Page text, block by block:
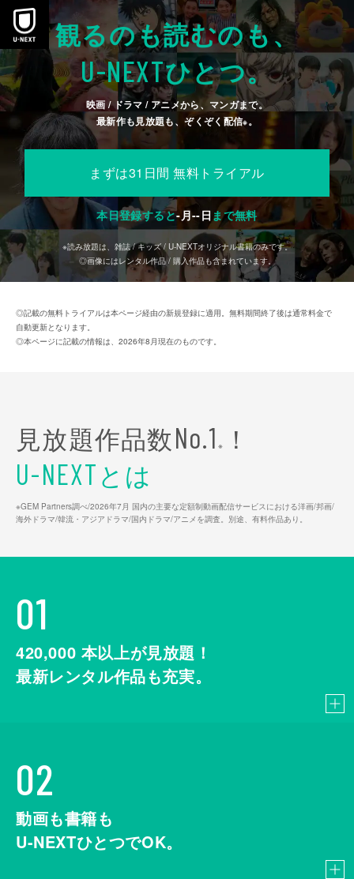
本文へスキップ
観るのも読むのも、
U-NEXTひとつ。
映画 / ドラマ / アニメから、マンガまで。
最新作も見放題も、ぞくぞく配信※。
まずは31日間 無料トライアル
本日登録すると-月--日まで無料
※読み放題は、雑誌 / キッズ / U-NEXTオリジナル書籍のみです。
◎画像にはレンタル作品 / 購入作品も含まれています。
◎記載の無料トライアルは本ページ経由の新規登録に適用。無料期間終了後は通常料金で
自動更新となります。
◎本ページに記載の情報は、2026年8月現在のものです。
見放題作品数No.1 ※ ！
U-NEXTとは
※GEM Partners調べ/2026年7⽉ 国内の主要な定額制動画配信サービスにおける洋画/邦画/
海外ドラマ/韓流・アジアドラマ/国内ドラマ/アニメを調査。別途、有料作品あり。
01
420,000 本以上が見放題！
最新レンタル作品も充実。
02
動画も書籍も
U-NEXTひとつでOK。